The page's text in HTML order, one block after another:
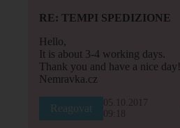
RE: TEMPI SPEDIZIONE
Hello,
It is about 3-4 working days.
Thank you and have a nice day!
Nemravka.cz
Reagovat
05.10.2017
09:18